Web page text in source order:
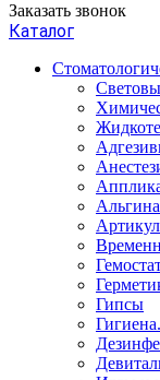
Заказать звонок
Каталог
Гипсы